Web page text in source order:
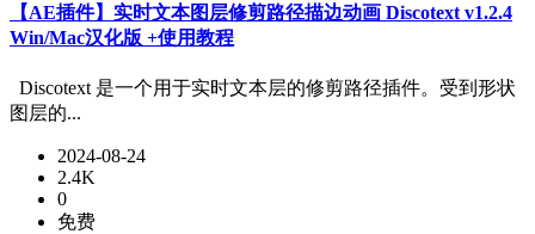
【AE插件】实时文本图层修剪路径描边动画 Discotext v1.2.4
Win/Mac汉化版 +使用教程
Discotext 是一个用于实时文本层的修剪路径插件。受到形状
图层的...
2024-08-24
2.4K
0
免费